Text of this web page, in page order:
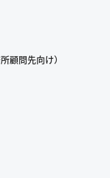
顧問先向け）